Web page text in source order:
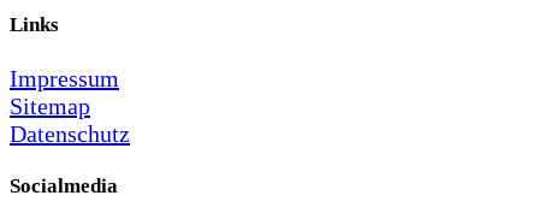
Links
Impressum
Sitemap
Datenschutz
Socialmedia